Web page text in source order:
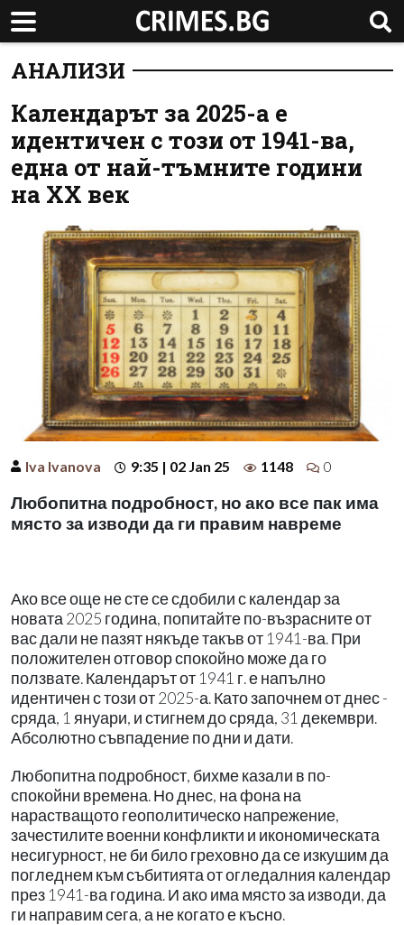
АНАЛИЗИ
Календарът за 2025-а е
идентичен с този от 1941-ва,
една от най-тъмните години
на ХХ век
Iva Ivanova 9:35 | 02 Jan 25 1148 0
Любопитна подробност, но ако все пак има
място за изводи да ги правим навреме
Ако все още не сте се сдобили с календар за
новата 2025 година, попитайте по-възрасните от
вас дали не пазят някъде такъв от 1941-ва. При
положителен отговор спокойно може да го
ползвате. Календарът от 1941 г. е напълно
идентичен с този от 2025-а. Като започнем от днес -
сряда, 1 януари, и стигнем до сряда, 31 декември.
Абсолютно съвпадение по дни и дати.
Любопитна подробност, бихме казали в по-
спокойни времена. Но днес, на фона на
нарастващото геополитическо напрежение,
зачестилите военни конфликти и икономическата
несигурност, не би било греховно да се изкушим да
погледнем към събитията от огледалния календар
през 1941-ва година. И ако има място за изводи, да
ги направим сега, а не когато е късно.